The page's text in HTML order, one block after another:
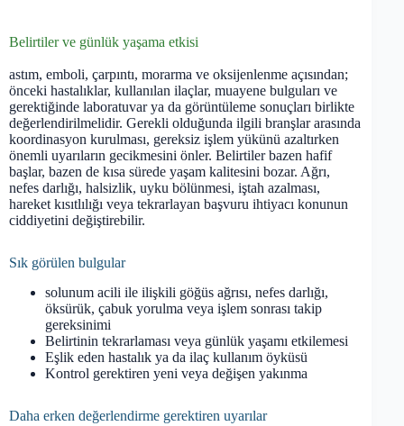
Belirtiler ve günlük yaşama etkisi
astım, emboli, çarpıntı, morarma ve oksijenlenme açısından;
önceki hastalıklar, kullanılan ilaçlar, muayene bulguları ve
gerektiğinde laboratuvar ya da görüntüleme sonuçları birlikte
değerlendirilmelidir. Gerekli olduğunda ilgili branşlar arasında
koordinasyon kurulması, gereksiz işlem yükünü azaltırken
önemli uyarıların gecikmesini önler. Belirtiler bazen hafif
başlar, bazen de kısa sürede yaşam kalitesini bozar. Ağrı,
nefes darlığı, halsizlik, uyku bölünmesi, iştah azalması,
hareket kısıtlılığı veya tekrarlayan başvuru ihtiyacı konunun
ciddiyetini değiştirebilir.
Sık görülen bulgular
solunum acili ile ilişkili göğüs ağrısı, nefes darlığı,
öksürük, çabuk yorulma veya işlem sonrası takip
gereksinimi
Belirtinin tekrarlaması veya günlük yaşamı etkilemesi
Eşlik eden hastalık ya da ilaç kullanım öyküsü
Kontrol gerektiren yeni veya değişen yakınma
Daha erken değerlendirme gerektiren uyarılar